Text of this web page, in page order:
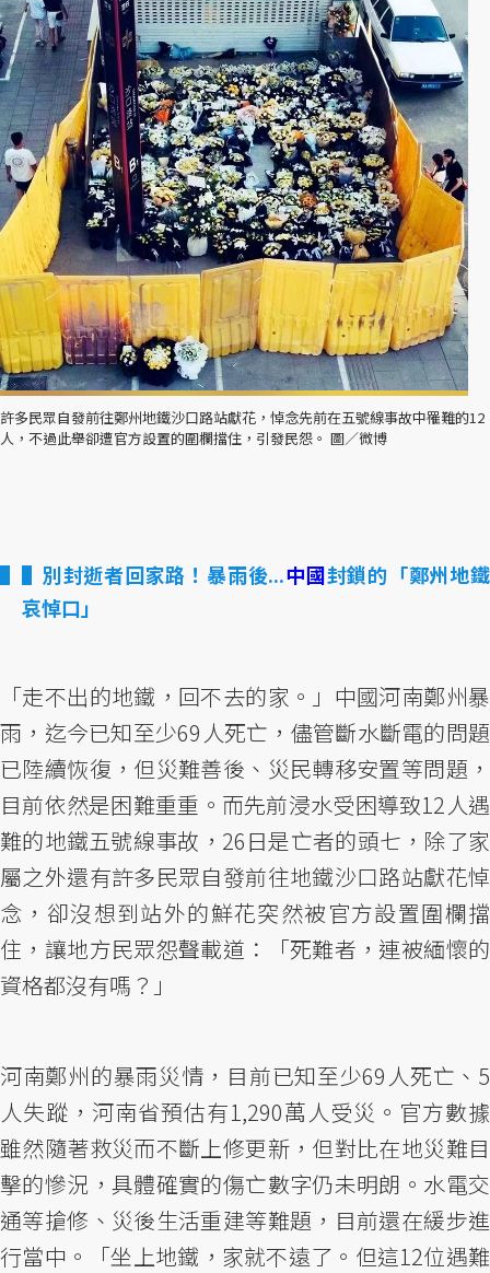
許多民眾自發前往鄭州地鐵沙口路站獻花，悼念先前在五號線事故中罹難的12
人，不過此舉卻遭官方設置的圍欄擋住，引發民怨。 圖／微博
▌別封逝者回家路！暴雨後...中國封鎖的「鄭州地鐵
哀悼口」
「走不出的地鐵，回不去的家。」中國河南鄭州暴
雨，迄今已知至少69人死亡，儘管斷水斷電的問題
已陸續恢復，但災難善後、災民轉移安置等問題，
目前依然是困難重重。而先前浸水受困導致12人遇
難的地鐵五號線事故，26日是亡者的頭七，除了家
屬之外還有許多民眾自發前往地鐵沙口路站獻花悼
念，卻沒想到站外的鮮花突然被官方設置圍欄擋
住，讓地方民眾怨聲載道：「死難者，連被緬懷的
資格都沒有嗎？」
河南鄭州的暴雨災情，目前已知至少69人死亡、5
人失蹤，河南省預估有1,290萬人受災。官方數據
雖然隨著救災而不斷上修更新，但對比在地災難目
擊的慘況，具體確實的傷亡數字仍未明朗。水電交
通等搶修、災後生活重建等難題，目前還在緩步進
行當中。「坐上地鐵，家就不遠了。但這12位遇難